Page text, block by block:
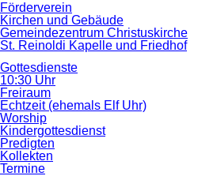
Förderverein
Kirchen und Gebäude
Gemeindezentrum Christuskirche
St. Reinoldi Kapelle und Friedhof
Gottesdienste
10:30 Uhr
Freiraum
Echtzeit (ehemals Elf Uhr)
Worship
Kindergottesdienst
Predigten
Kollekten
Termine